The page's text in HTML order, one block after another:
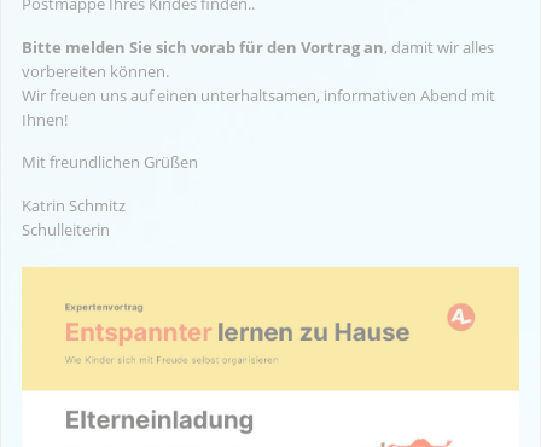
Bitte melden Sie sich vorab für den Vortrag an, damit wir alles
vorbereiten können.
Wir freuen uns auf einen unterhaltsamen, informativen Abend mit
Ihnen!
Mit freundlichen Grüßen
Katrin Schmitz
Schulleiterin